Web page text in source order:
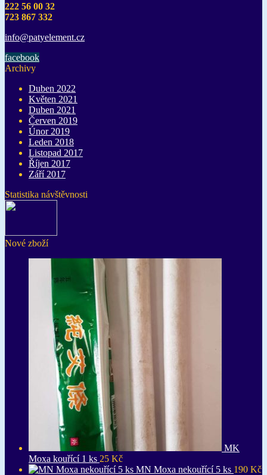
222 56 00 32
723 867 332
info@patyelement.cz
facebook
Archivy
Duben 2022
Květen 2021
Duben 2021
Červen 2019
Únor 2019
Leden 2018
Listopad 2017
Říjen 2017
Září 2017
Statistika návštěvnosti
Nové zboží
MK
Moxa kouřící 1 ks 25 Kč
MN Moxa nekouřící 5 ks 190 Kč